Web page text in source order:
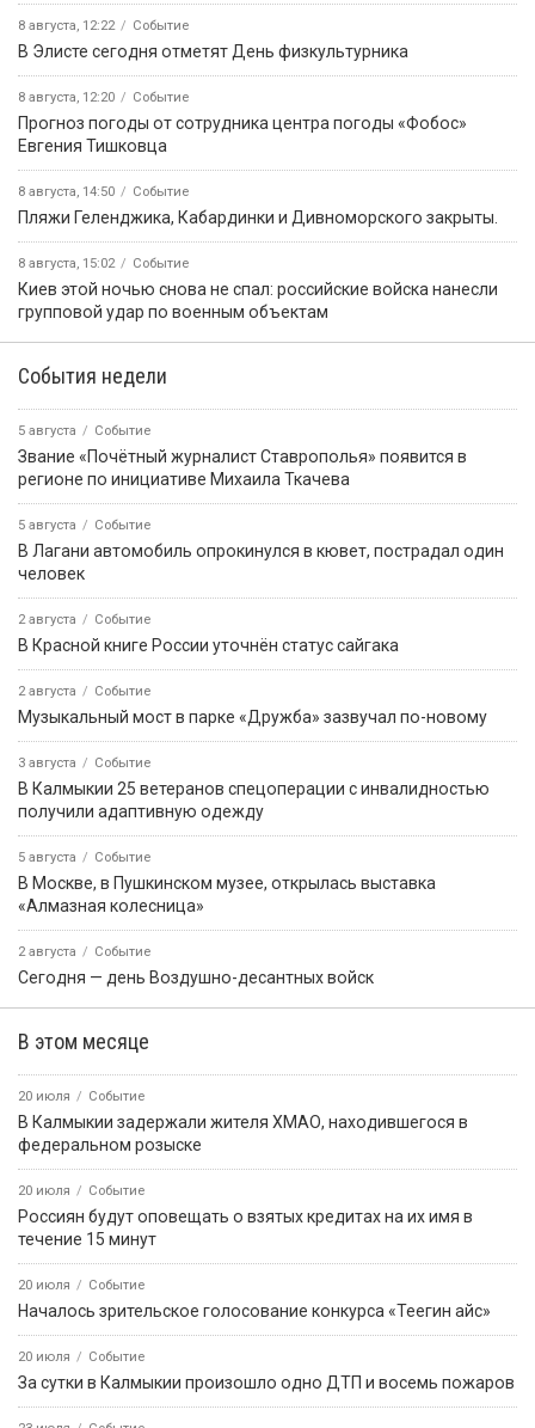
8 августа, 12:22 Событие
В Элисте сегодня отметят День физкультурника
8 августа, 12:20 Событие
Прогноз погоды от сотрудника центра погоды «Фобос»
Евгения Тишковца
8 августа, 14:50 Событие
️Пляжи Геленджика, Кабардинки и Дивноморского закрыты.
8 августа, 15:02 Событие
Киев этой ночью снова не спал: российские войска нанесли
групповой удар по военным объектам
События недели
5 августа Событие
Звание «Почётный журналист Ставрополья» появится в
регионе по инициативе Михаила Ткачева
5 августа Событие
В Лагани автомобиль опрокинулся в кювет, пострадал один
человек
2 августа Событие
В Красной книге России уточнён статус сайгака
2 августа Событие
Музыкальный мост в парке «Дружба» зазвучал по-новому
3 августа Событие
В Калмыкии 25 ветеранов спецоперации с инвалидностью
получили адаптивную одежду
5 августа Событие
В Москве, в Пушкинском музее, открылась выставка
«Алмазная колесница»
2 августа Событие
Сегодня — день Воздушно-десантных войск
В этом месяце
20 июля Событие
В Калмыкии задержали жителя ХМАО, находившегося в
федеральном розыске
20 июля Событие
Россиян будут оповещать о взятых кредитах на их имя в
течение 15 минут
20 июля Событие
Началось зрительское голосование конкурса «Теегин айс»
20 июля Событие
За сутки в Калмыкии произошло одно ДТП и восемь пожаров